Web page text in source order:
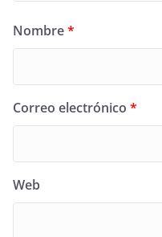
Nombre*
Correo electrónico *
Web